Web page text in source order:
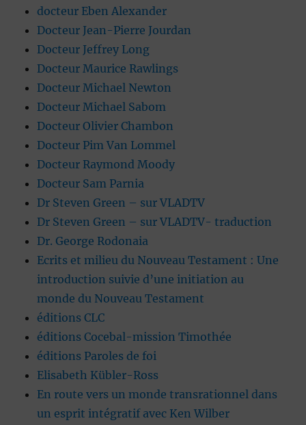
docteur Eben Alexander
Docteur Jean-Pierre Jourdan
Docteur Jeffrey Long
Docteur Maurice Rawlings
Docteur Michael Newton
Docteur Michael Sabom
Docteur Olivier Chambon
Docteur Pim Van Lommel
Docteur Raymond Moody
Docteur Sam Parnia
Dr Steven Green – sur VLADTV
Dr Steven Green – sur VLADTV- traduction
Dr. George Rodonaia
Ecrits et milieu du Nouveau Testament : Une
introduction suivie d’une initiation au
monde du Nouveau Testament
éditions CLC
éditions Cocebal-mission Timothée
éditions Paroles de foi
Elisabeth Kübler-Ross
En route vers un monde transrationnel dans
un esprit intégratif avec Ken Wilber